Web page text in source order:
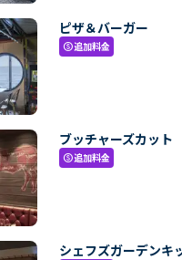
ピザ＆バーガー
paid追加料金
ブッチャーズカット
paid追加料金
シェフズガーデンキ